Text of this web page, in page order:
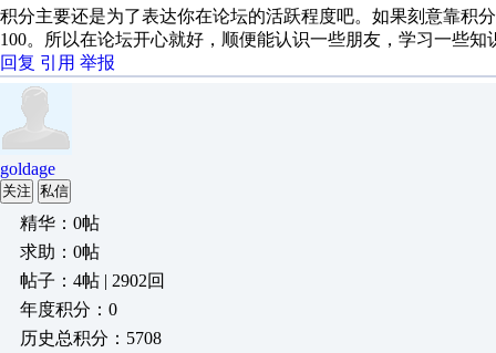
积分主要还是为了表达你在论坛的活跃程度吧。如果刻意靠积
100。所以在论坛开心就好，顺便能认识一些朋友，学习一些
回复 引用 举报
goldage
关注 私信
精华：0帖
求助：0帖
帖子：4帖 | 2902回
年度积分：0
历史总积分：5708